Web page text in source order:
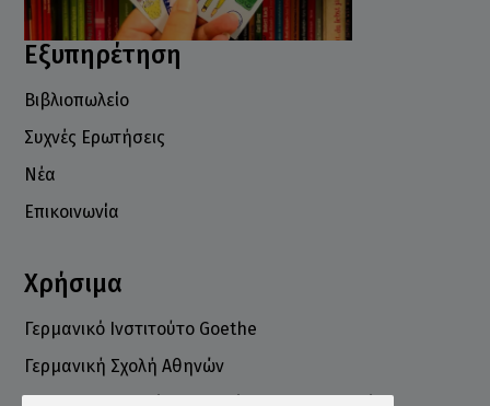
Εξυπηρέτηση
Βιβλιοπωλείο
Συχνές Ερωτήσεις
Νέα
Επικοινωνία
Χρήσιμα
Γερμανικό Ινστιτούτο Goethe
Γερμανική Σχολή Αθηνών